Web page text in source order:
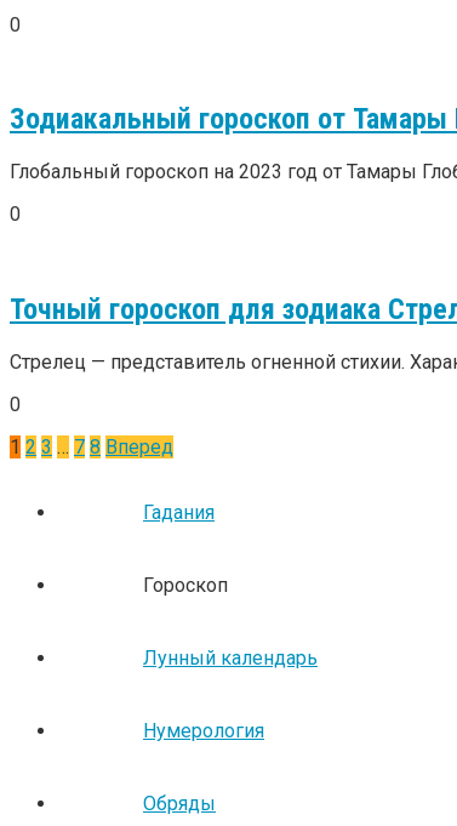
0
Зодиакальный гороскоп от
Глобальный гороскоп на 2023 год от Тамары
0
Точный гороскоп для зодиака
Стрелец — представитель огненной стихии.
0
Пагинация
1 2 3 … 7 8 Вперед
Гадания
Гороскоп
Лунный календарь
Нумерология
Обряды